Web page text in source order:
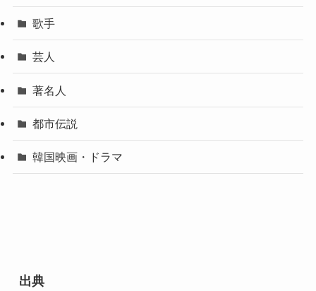
歌手
芸人
著名人
都市伝説
韓国映画・ドラマ
出典